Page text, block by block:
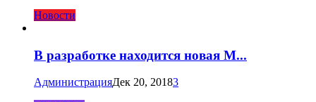
Новости
В разработке находится новая M...
АдминистрацияДек 20, 20183